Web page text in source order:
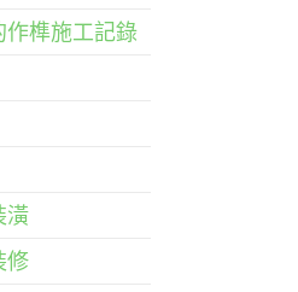
作榫施工記錄
潢
修